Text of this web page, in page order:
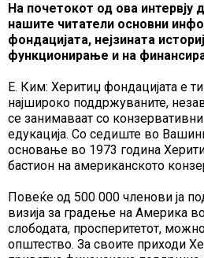
На почетокот од ова
нашите читатели основни
фондацијата, нејзината
функционирање и на
Е. Ким: Херитиџ фондацијата е
најшироко поддржуваните,
се занимаваат со
едукација. Со седиште во
основање во 1973 година
бастион на американското
Повеќе од 500 000 членови ја
визија за градење на Америка
слободата, просперитетот,
општество. За своите приходи